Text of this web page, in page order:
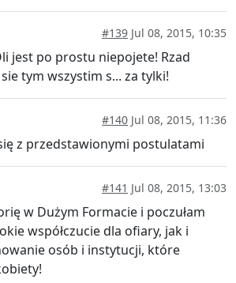
#139 Jul 08, 2015, 10:35
jest po prostu niepojete! Rzad
tym wszystim s... za tylki!
#140 Jul 08, 2015, 11:36
z przedstawionymi postulatami
#141 Jul 08, 2015, 13:03
w Dużym Formacie i poczułam
współczucie dla ofiary, jak i
osób i instytucji, które